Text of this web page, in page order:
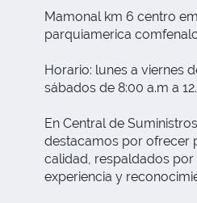
Mamonal km 6 centro
parquiamerica
Horario: lunes a viernes
sábados de 8:00 a.m a
En Central de
destacamos por ofrecer
calidad, respaldados por
experiencia y